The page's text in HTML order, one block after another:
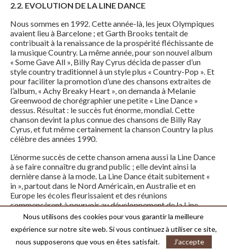
2.2. EVOLUTION DE LA LINE DANCE
Nous sommes en 1992. Cette année-là, les jeux Olympiques
avaient lieu à Barcelone ; et Garth Brooks tentait de
contribuait à la renaissance de la prospérité fléchissante de
la musique Country. La même année, pour son nouvel album
« Some Gave All », Billy Ray Cyrus décida de passer d’un
style country traditionnel à un style plus « Country-Pop ». Et
pour faciliter la promotion d’une des chansons extraites de
l’album, « Achy Breaky Heart », on demanda à Melanie
Greenwood de chorégraphier une petite « Line Dance »
dessus. Résultat : le succès fut énorme, mondial. Cette
chanson devint la plus connue des chansons de Billy Ray
Cyrus, et fut même certainement la chanson Country la plus
célèbre des années 1990.
L’énorme succès de cette chanson amena aussi la Line Dance
à se faire connaître du grand public ; elle devint ainsi la
dernière danse à la mode. La Line Dance était subitement «
in », partout dans le Nord Américain, en Australie et en
Europe les écoles fleurissaient et des réunions
commencèrent à pourvoir au développement de la Line
Dance. C’est quelque part ironique que quelque chose utilisé
même survécu longtemps après que la chanson ait disparu
dans l’obscurité des collections de disques poussiéreux !
Nous utilisons des cookies pour vous garantir la meilleure
expérience sur notre site web. Si vous continuez à utiliser ce site,
nous supposerons que vous en êtes satisfait.
J'accepte